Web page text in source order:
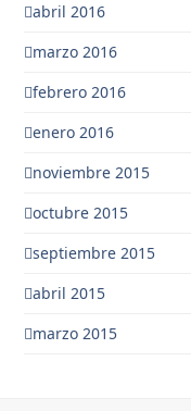
abril 2016
marzo 2016
febrero 2016
enero 2016
noviembre 2015
octubre 2015
septiembre 2015
abril 2015
marzo 2015